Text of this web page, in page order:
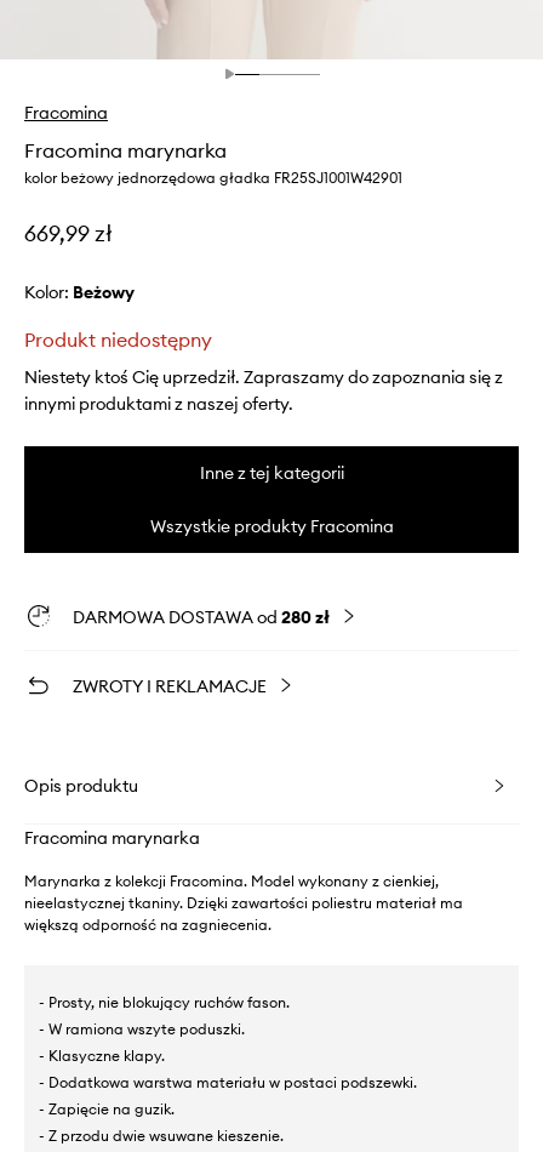
Fracomina
Fracomina marynarka
kolor beżowy jednorzędowa gładka FR25SJ1001W42901
669,99 zł
Kolor: beżowy
Produkt niedostępny
Niestety ktoś Cię uprzedził. Zapraszamy do zapoznania się z
innymi produktami z naszej oferty.
Inne z tej kategorii
Wszystkie produkty Fracomina
DARMOWA DOSTAWA od 280 zł
ZWROTY I REKLAMACJE
Opis produktu
Fracomina marynarka
Marynarka z kolekcji Fracomina. Model wykonany z cienkiej,
nieelastycznej tkaniny. Dzięki zawartości poliestru materiał ma
większą odporność na zagniecenia.
- Prosty, nie blokujący ruchów fason.
- W ramiona wszyte poduszki.
- Klasyczne klapy.
- Dodatkowa warstwa materiału w postaci podszewki.
- Zapięcie na guzik.
- Z przodu dwie wsuwane kieszenie.